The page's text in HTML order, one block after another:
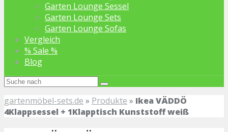
Garten Lounge Sessel
Garten Lounge Sets
Garten Lounge Sofas
Vergleich
% Sale %
Blog
gartenmöbel-sets.de » Produkte » Ikea VÄDDÖ
4Klappsessel + 1Klapptisch Kunststoff weiß